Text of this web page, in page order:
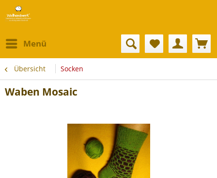
Menü
Übersicht Socken
Waben Mosaic